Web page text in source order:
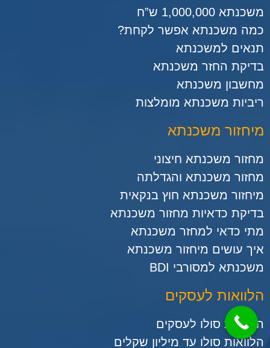
משכנתא 1,000,000 ש”ח
כמה משכנתא אפשר לקחת?
תנאים למשכנתא
בדיקת החזר משכנתא
מחשבון משכנתא
ריביות משכנתא מומלצות
מיחזור משכנתא
מחזור משכנתא חיצוני
מחזור משכנתא והגדלתה
מיחזור משכנתא חוץ בנקאית
בדיקת כדאיות מחזור משכנתא
מתי כדאי למחזר משכנתא
איך עושים מיחזור משכנתא
משכנתא למסורבי BDI
הלוואות לעסקים
הלוואות סולו לעסקים
הלוואות סולו עד מיליון שקלים